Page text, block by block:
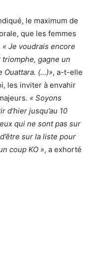
le maximum de
que les femmes
« Je voudrais encore
gagne un
Ouattara. (…)», a-t-elle
les inviter à envahir
« Soyons
jusqu’au 10
qui ne sont pas sur
sur la liste pour
coup KO », a exhorté